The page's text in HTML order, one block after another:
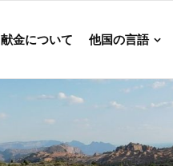
献金について 他国の言語